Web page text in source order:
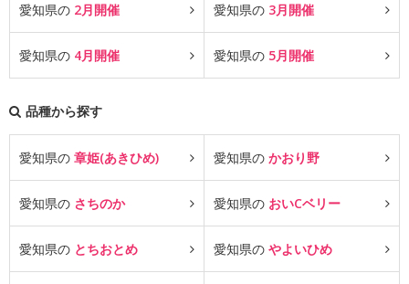
愛知県の 2月開催 愛知県の 3月開催
愛知県の 4月開催 愛知県の 5月開催
品種から探す
愛知県の 章姫(あきひめ) 愛知県の かおり野
愛知県の さちのか 愛知県の おいCベリー
愛知県の とちおとめ 愛知県の やよいひめ